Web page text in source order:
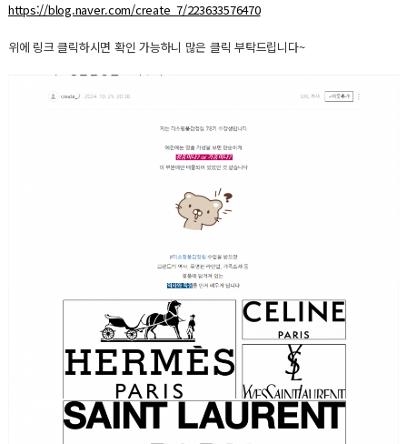
https://blog.naver.com/create_7/223633576470
위에 링크 클릭하시면 확인 가능하니 많은 클릭 부탁드립니다~